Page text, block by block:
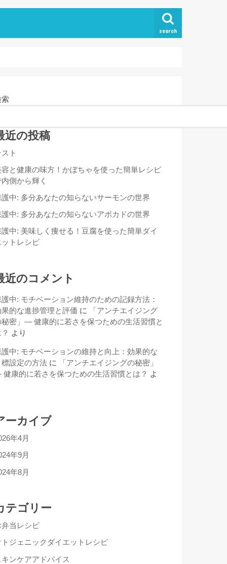
search
索
近の投稿
ト
容と健康の味方！かぼちゃを使った簡単レシピ
側から輝く
護中: 多分あなたの知らないサーモンの世界
護中: 多分あなたの知らないアボカドの世界
護中: 美味しく痩せる！豆腐を使った簡単ダイ
ットレシピ
近のコメント
護中: モチベーション維持のための記録方法：
果的な進捗管理と評価 に
「アンチエイジング
秘密」— 健康的に若さを保つための生活習慣と
より
護中: モチベーションの維持と向上：効果的な
標設定の方法 に
「アンチエイジングの秘密」
康的に若さを保つための生活習慣とは？
よ
ーカイブ
年4月
年9月
年8月
テゴリー
弁当レシピ
トジェニックダイエットレシピ
キンケアアドバイス